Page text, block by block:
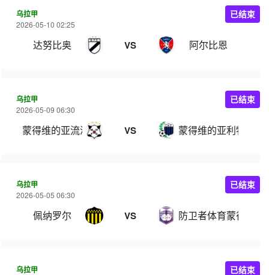
乌拉甲
2026-05-10 02:25
达努比奥 VS 阿尔比恩
已结束
乌拉甲
2026-05-09 06:30
蒙得维的亚流浪者 VS 蒙得维的亚利物浦
已结束
乌拉甲
2026-05-05 06:30
佩纳罗尔 VS 防卫者体育蒙得维的
已结束
乌拉甲 已结束